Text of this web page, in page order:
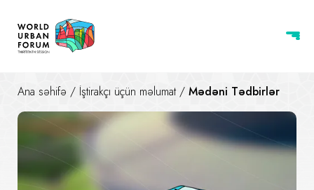
Ana səhifə / İştirakçı üçün məlumat/ Mədəni Tədbirlər